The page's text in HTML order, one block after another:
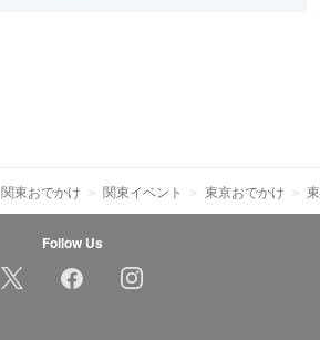
関東おでかけ 関東イベント 東京おでかけ
Follow Us